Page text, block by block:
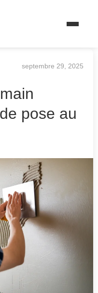
septembre 29, 2025
pose au